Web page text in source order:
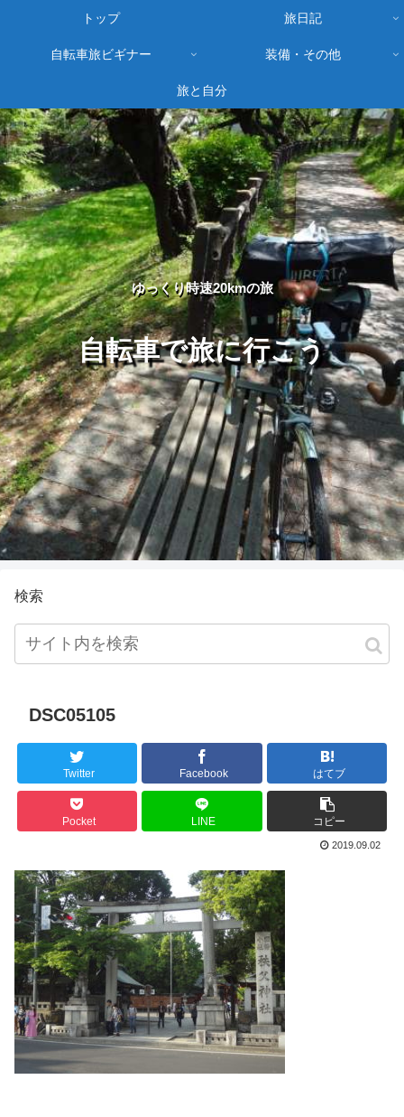
ゆっくり時速20kmの旅
自転車で旅に行こう
トップ 旅日記
自転車旅ビギナー 装備・その他
旅と自分
検索
DSC05105
Twitter Facebook はてブ
Pocket LINE コピー
2019.09.02